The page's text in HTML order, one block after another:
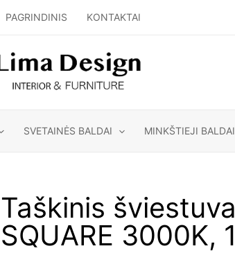
PAGRINDINIS KONTAKTAI
SVETAINĖS BALDAI MINKŠTIEJI BALDAI
Taškinis
SQUARE 3000K,